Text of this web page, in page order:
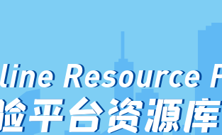
Resource
平台资源库